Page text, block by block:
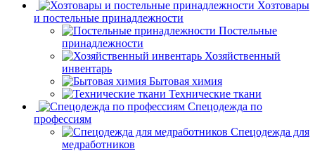
Хозтовары
и постельные принадлежности
Постельные
принадлежности
Хозяйственный
инвентарь
Бытовая химия
Технические ткани
Спецодежда по
профессиям
Спецодежда для
медработников